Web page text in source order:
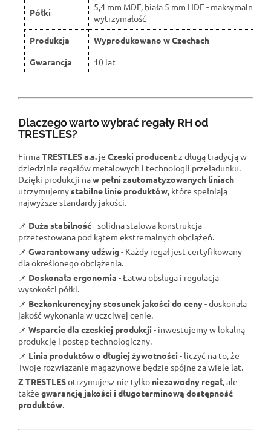
Półki
5,4 mm MDF, biała 5 mm HDF - maksymalna
wytrzymałość
Produkcja
Wyprodukowano w Czechach
Gwarancja
10 lat
Dlaczego warto wybrać regały RH od
TRESTLES?
FirmaTRESTLES a.s. je Czeski producentz długą tradycją w
dziedzinie regałów metalowych i technologii przeładunku.
Dzięki produkcji naw pełni zautomatyzowanych liniach
utrzymujemystabilne linie produktów , które spełniają
najwyższe standardy jakości.
📌 Duża stabilność- solidna stalowa konstrukcja
przetestowana pod kątem ekstremalnych obciążeń.
📌 Gwarantowany udźwig- Każdy regał jest certyfikowany
dla określonego obciążenia.
📌 Doskonała ergonomia - Łatwa obsługa i regulacja
wysokości półki.
📌 Bezkonkurencyjny stosunek jakości do ceny- doskonała
jakość wykonania w uczciwej cenie.
📌 Wsparcie dla czeskiej produkcji - inwestujemy w lokalną
produkcję i postęp technologiczny.
📌 Linia produktów o długiej żywotności - liczyć na to, że
Twoje rozwiązanie magazynowe będzie spójne za wiele lat.
Z TRESTLESotrzymujesz nie tylko niezawodny regał , ale
także gwarancję jakości i długoterminową dostępność
produktów